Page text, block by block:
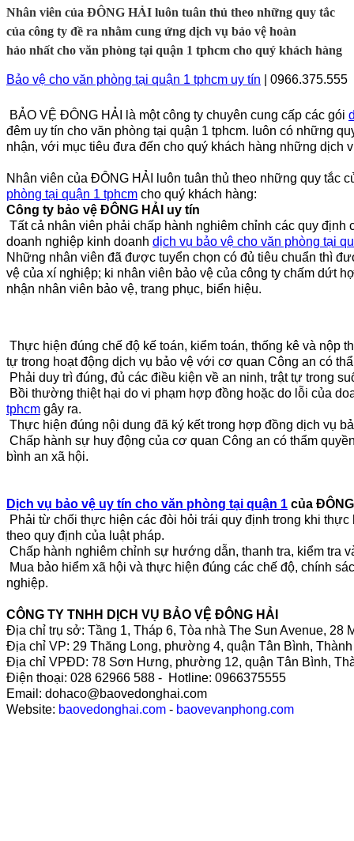
Nhân viên của ĐÔNG HẢI luôn tuân thủ theo những quy tắc
của công ty đề ra nhằm cung ứng dịch vụ bảo vệ hoàn
hảo nhất cho văn phòng tại quận 1 tphcm cho quý khách hàng
Bảo vệ cho văn phòng tại quận 1 tphcm uy tín | 0966.375.555
BẢO VỆ ĐÔNG HẢI là một công ty chuyên cung cấp các gói
đêm uy tín cho văn phòng tại quận 1 tphcm. luôn có những
nhận, với mục tiêu đưa đến cho quý khách hàng những dịch
Nhân viên của ĐÔNG HẢI
luôn tuân thủ theo những quy tắc
phòng tại quận 1 tphcm cho quý khách hàng:
Công ty bảo vệ ĐÔNG HẢI uy tín
Tất cả nhân viên phải chấp hành nghiêm chỉnh các quy
doanh nghiệp kinh doanh dịch vụ bảo vệ cho văn phòng tại
Những nhân viên đã được tuyển chọn có đủ tiêu chuẩn thì
vệ của xí nghiệp; ki nhân viên bảo vệ của công ty chấm dứt
nhận nhân viên bảo vệ, trang phục, biển hiệu.
Thực hiện đúng chế độ kế toán, kiểm toán, thống kê và nộp
tự trong hoạt động dịch vụ bảo vệ với cơ quan Công an có
Phải duy trì đúng, đủ các điều kiện về an ninh, trật tự trong
Bồi thường thiệt hại do vi phạm hợp đồng hoặc do lỗi của
tphcm gây ra.
Thực hiện đúng nội dung đã ký kết trong hợp đồng dịch vụ
Chấp hành sự huy động của cơ quan Công an có thẩm
bình an xã hội.
Dịch vụ bảo vệ uy tín cho văn phòng tại quận 1 của
Phải từ chối thực hiện các đòi hỏi trái quy định trong khi
theo quy định của luật pháp.
Chấp hành nghiêm chỉnh sự hướng dẫn, thanh tra, kiểm tra
Mua bảo hiểm xã hội và thực hiện đúng các chế độ, chính
nghiệp.
CÔNG TY TNHH DỊCH VỤ BẢO VỆ ĐÔNG HẢI
Địa chỉ trụ sở: Tầng 1, Tháp 6, Tòa nhà The Sun Avenue,
Địa chỉ VP: 29 Thăng Long, phường 4, quận Tân Bình,
Địa chỉ VPĐD: 78 Sơn Hưng, phường 12, quận Tân Bình,
Điện thoại: 028 62966 588 - Hotline: 0966375555
Email: dohaco@baovedonghai.com
Website: baovedonghai.com - baovevanphong.com